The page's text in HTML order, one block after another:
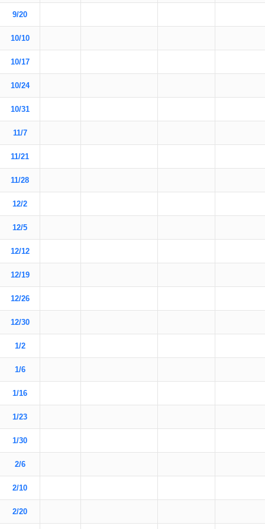
9/20
10/10
10/17
10/24
10/31
11/7
11/21
11/28
12/2
12/5
12/12
12/19
12/26
12/30
1/2
1/6
1/16
1/23
1/30
2/6
2/10
2/20